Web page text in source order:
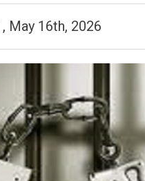
, May 16th, 2026